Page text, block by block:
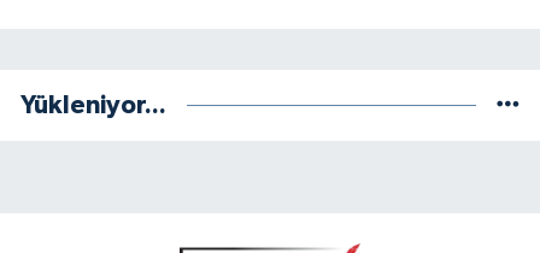
Yükleniyor...